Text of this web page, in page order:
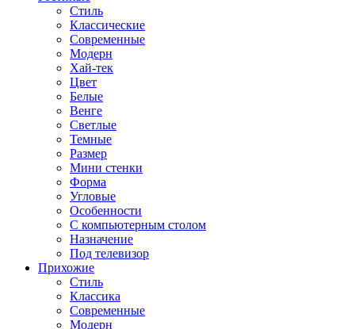
Стиль
Классические
Современные
Модерн
Хай-тек
Цвет
Белые
Венге
Светлые
Темные
Размер
Мини стенки
Форма
Угловые
Особенности
С компьютерным столом
Назначение
Под телевизор
Прихожие
Стиль
Классика
Современные
Модерн